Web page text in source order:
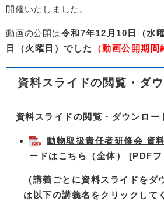
開催いたしました。
動画の公開は令和7年12月10日（水
日（火曜日）でした
（動画公開期間
資料スライドの閲覧・ダ
資料スライドの閲覧・ダウンロー
動物取扱責任者研修会 資
ードはこちら（全体） [PDF
（講義ごとに資料スライドをダ
は以下の講義名をクリックして